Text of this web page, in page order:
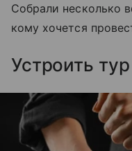
Собрали несколько
кому хочется
Устроить